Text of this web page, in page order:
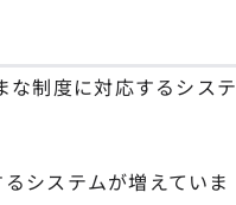
な制度に対応するシステ
システムが増えていま